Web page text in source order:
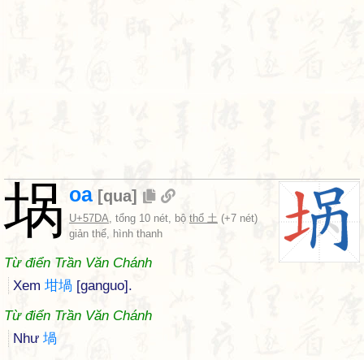
埚 oa [qua]
U+57DA, tổng 10 nét, bộ thổ 土 (+7 nét)
giản thể, hình thanh
Từ điển Trần Văn Chánh
Xem 坩堝 [ganguo].
Từ điển Trần Văn Chánh
Như 堝